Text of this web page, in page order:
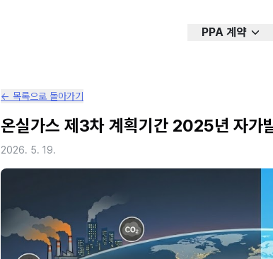
PPA 계약
← 목록으로 돌아가기
온실가스 제3차 계획기간 2025년 자가
2026. 5. 19.